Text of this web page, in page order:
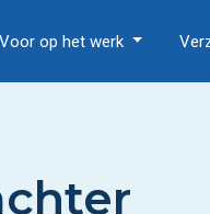
Voor op het werk